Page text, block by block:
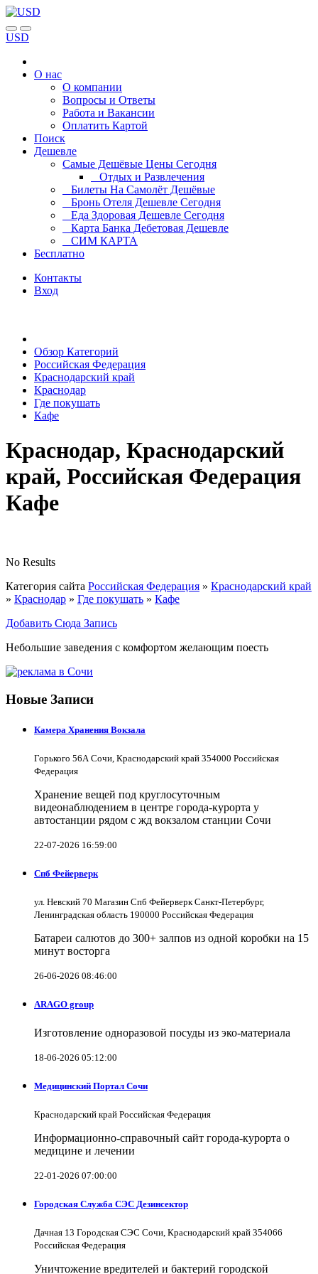
USD
О нас
О компании
Вопросы и Ответы
Работа и Вакансии
Оплатить Картой
Поиск
Дешевле
Самые Дешёвые Цены Сегодня
Отдых и Развлечения
Билеты На Самолёт Дешёвые
Бронь Отеля Дешевле Сегодня
Еда Здоровая Дешевле Сегодня
Карта Банка Дебетовая Дешевле
СИМ КАРТА
Бесплатно
Контакты
Вход
Обзор Категорий
Российская Федерация
Краснодарский край
Краснодар
Где покушать
Кафе
Краснодар, Краснодарский
край, Российская Федерация
Кафе
No Results
Категория сайта Российская Федерация » Краснодарский край
» Краснодар » Где покушать » Кафе
Добавить Сюда Запись
Небольшие заведения с комфортом желающим поесть
Новые Записи
Камера Хранения Вокзала
Горького 56А Сочи, Краснодарский край 354000 Российская
Федерация
Хранение вещей под круглосуточным
видеонаблюдением в центре города-курорта у
автостанции рядом с жд вокзалом станции Сочи
22-07-2026 16:59:00
Спб Фейерверк
ул. Невский 70 Магазин Спб Фейерверк Санкт-Петербург,
Ленинградская область 190000 Российская Федерация
Батареи салютов до 300+ залпов из одной коробки на 15
минут восторга
26-06-2026 08:46:00
ARAGO group
Изготовление одноразовой посуды из эко-материала
18-06-2026 05:12:00
Медицинский Портал Сочи
Краснодарский край Российская Федерация
Информационно-справочный сайт города-курорта о
медицине и лечении
22-01-2026 07:00:00
Городская Служба СЭС Дезинсектор
Дачная 13 Городская СЭС Сочи, Краснодарский край 354066
Российская Федерация
Уничтожение вредителей и бактерий городской